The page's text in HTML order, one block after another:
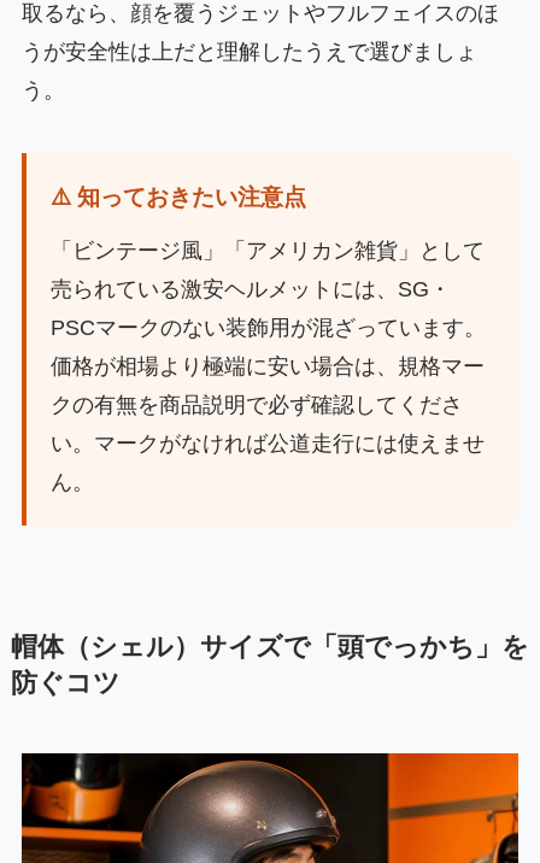
取るなら、顔を覆うジェットやフルフェイスのほ
うが安全性は上だと理解したうえで選びましょ
う。
⚠️ 知っておきたい注意点
「ビンテージ風」「アメリカン雑貨」として
売られている激安ヘルメットには、SG・
PSCマークのない装飾用が混ざっています。
価格が相場より極端に安い場合は、規格マー
クの有無を商品説明で必ず確認してくださ
い。マークがなければ公道走行には使えませ
ん。
帽体（シェル）サイズで「頭でっかち」を
防ぐコツ